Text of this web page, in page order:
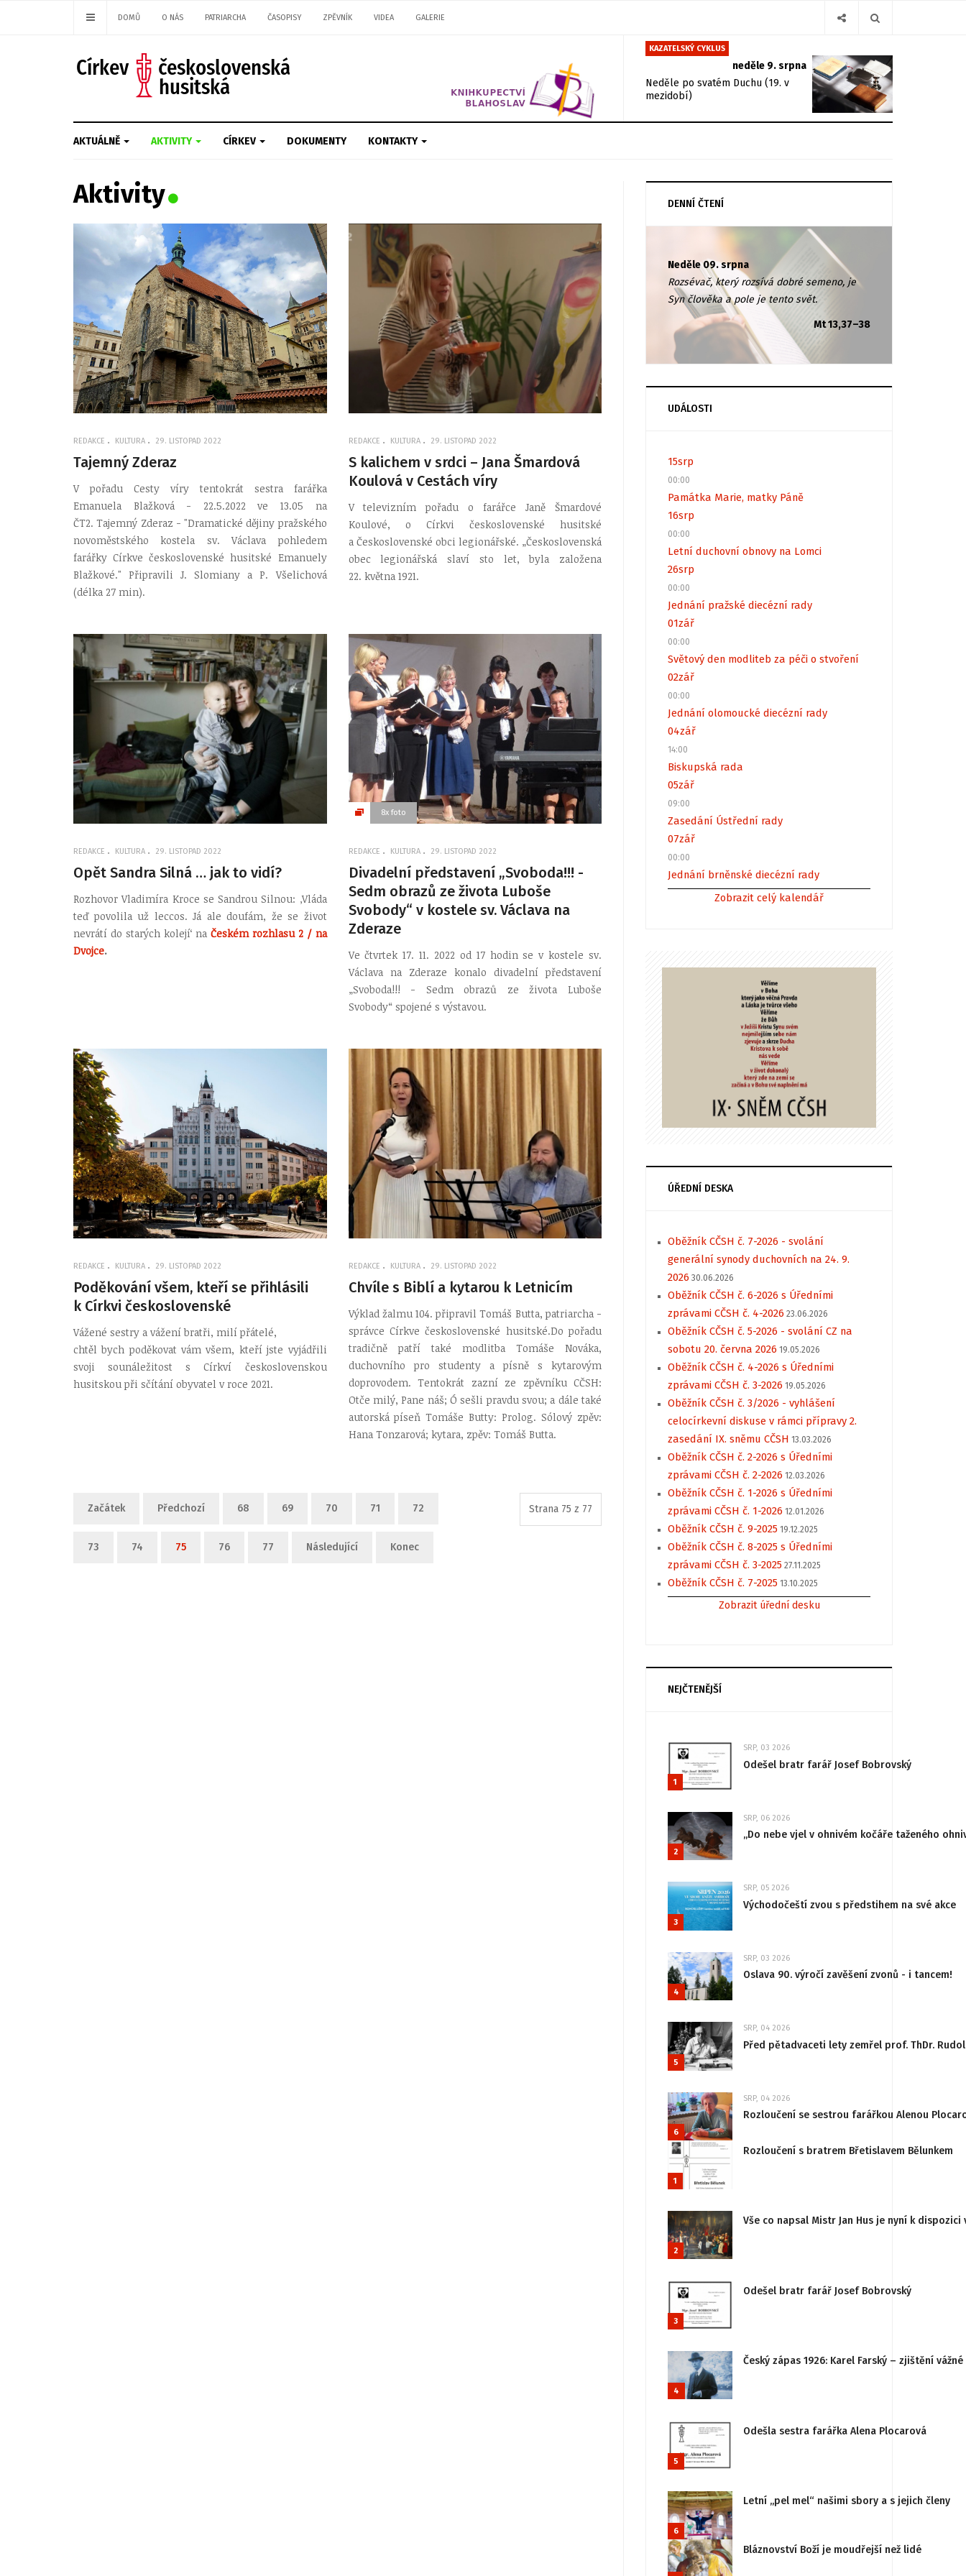
DOMŮ O NÁS PATRIARCHA ČASOPISY ZPĚVNÍK VIDEA GALERIE
KAZATELSKÝ CYKLUS
neděle 9. srpna
Neděle po svatém Duchu (19. v
mezidobí)
AKTUÁLNĚ AKTIVITY CÍRKEV DOKUMENTY KONTAKTY
Aktivity
REDAKCE KULTURA 29. LISTOPAD 2022
Tajemný Zderaz
V pořadu Cesty víry tentokrát sestra farářka
Emanuela Blažková - 22.5.2022 ve 13.05 na
ČT2. Tajemný Zderaz - "Dramatické dějiny pražského
novoměstského kostela sv. Václava pohledem
farářky Církve československé husitské Emanuely
Blažkové." Připravili J. Slomiany a P. Všelichová
(délka 27 min).
REDAKCE KULTURA 29. LISTOPAD 2022
S kalichem v srdci – Jana Šmardová
Koulová v Cestách víry
V televizním pořadu o farářce Janě Šmardové
Koulové, o Církvi československé husitské
a Československé obci legionářské. „Československá
obec legionářská slaví sto let, byla založena
22. května 1921.
REDAKCE KULTURA 29. LISTOPAD 2022
Opět Sandra Silná … jak to vidí?
Rozhovor Vladimíra Kroce se Sandrou Silnou: ‚Vláda
teď povolila už leccos. Já ale doufám, že se život
nevrátí do starých kolejí‘ naČeském rozhlasu 2 / na
Dvojce.
8x foto
REDAKCE KULTURA 29. LISTOPAD 2022
Divadelní představení „Svoboda!!! -
Sedm obrazů ze života Luboše
Svobody“ v kostele sv. Václava na
Zderaze
Ve čtvrtek 17. 11. 2022 od 17 hodin se v kostele sv.
Václava na Zderaze konalo divadelní představení
„Svoboda!!! - Sedm obrazů ze života Luboše
Svobody“ spojené s výstavou.
REDAKCE KULTURA 29. LISTOPAD 2022
Poděkování všem, kteří se přihlásili
k Církvi československé
Vážené sestry a vážení bratři, milí přátelé,
chtěl bych poděkovat vám všem, kteří jste vyjádřili
svoji sounáležitost s Církví československou
husitskou při sčítání obyvatel v roce 2021.
REDAKCE KULTURA 29. LISTOPAD 2022
Chvíle s Biblí a kytarou k Letnicím
Výklad žalmu 104. připravil Tomáš Butta, patriarcha -
správce Církve československé husitské.Do pořadu
tradičně patří také modlitba Tomáše Nováka,
duchovního pro studenty a písně s kytarovým
doprovodem. Tentokrát zazní ze zpěvníku CČSH:
Otče milý, Pane náš; Ó sešli pravdu svou; a dále také
autorská píseň Tomáše Butty: Prolog. Sólový zpěv:
Hana Tonzarová; kytara, zpěv: Tomáš Butta.
Strana 75 z 77
Začátek Předchozí 68 69 70 71 72
73 74 75 76 77 Následující Konec
DENNÍ ČTENÍ
Neděle 09. srpna
Rozsévač, který rozsívá dobré semeno, je
Syn člověka a pole je tento svět.
Mt 13,37–38
UDÁLOSTI
15srp
00:00
Památka Marie, matky Páně
16srp
00:00
Letní duchovní obnovy na Lomci
26srp
00:00
Jednání pražské diecézní rady
01zář
00:00
Světový den modliteb za péči o stvoření
02zář
00:00
Jednání olomoucké diecézní rady
04zář
14:00
Biskupská rada
05zář
09:00
Zasedání Ústřední rady
07zář
00:00
Jednání brněnské diecézní rady
Zobrazit celý kalendář
ÚŘEDNÍ DESKA
Oběžník CČSH č. 7-2026 - svolání
generální synody duchovních na 24. 9.
2026 30.06.2026
Oběžník CČSH č. 6-2026 s Úředními
zprávami CČSH č. 4-2026 23.06.2026
Oběžník CČSH č. 5-2026 - svolání CZ na
sobotu 20. června 2026 19.05.2026
Oběžník CČSH č. 4-2026 s Úředními
zprávami CČSH č. 3-2026 19.05.2026
Oběžník CČSH č. 3/2026 - vyhlášení
celocírkevní diskuse v rámci přípravy 2.
zasedání IX. sněmu CČSH 13.03.2026
Oběžník CČSH č. 2-2026 s Úředními
zprávami CČSH č. 2-2026 12.03.2026
Oběžník CČSH č. 1-2026 s Úředními
zprávami CČSH č. 1-2026 12.01.2026
Oběžník CČSH č. 9-2025 19.12.2025
Oběžník CČSH č. 8-2025 s Úředními
zprávami CČSH č. 3-2025 27.11.2025
Oběžník CČSH č. 7-2025 13.10.2025
Zobrazit úřední desku
NEJČTENĚJŠÍ
1
SRP, 03 2026
Odešel bratr farář Josef Bobrovský
2
SRP, 06 2026
„Do nebe vjel v ohnivém kočáře taženého
3
SRP, 05 2026
Východočeští zvou s předstihem na své akce
4
SRP, 03 2026
Oslava 90. výročí zavěšení zvonů - i tancem!
5
SRP, 04 2026
Před pětadvaceti lety zemřel prof. ThDr.
6
SRP, 04 2026
Rozloučení se sestrou farářkou Alenou
1
Rozloučení s bratrem Břetislavem Bělunkem
2
Vše co napsal Mistr Jan Hus je nyní k
3
Odešel bratr farář Josef Bobrovský
4
Český zápas 1926: Karel Farský – zjištění
5
Odešla sestra farářka Alena Plocarová
6
Letní „pel mel“ našimi sbory a s jejich členy
Bláznovství Boží je moudřejší než lidé